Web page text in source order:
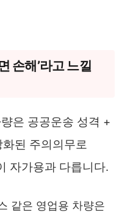
손해’라고 느낄
은 공공운송 성격 +
된 주의의무로
자가용과 다릅니다.
같은 영업용 차량은